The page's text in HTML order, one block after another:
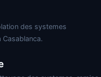
des systemes